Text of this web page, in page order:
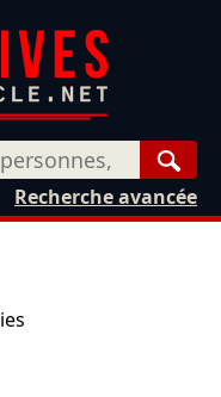
Recherche avancée